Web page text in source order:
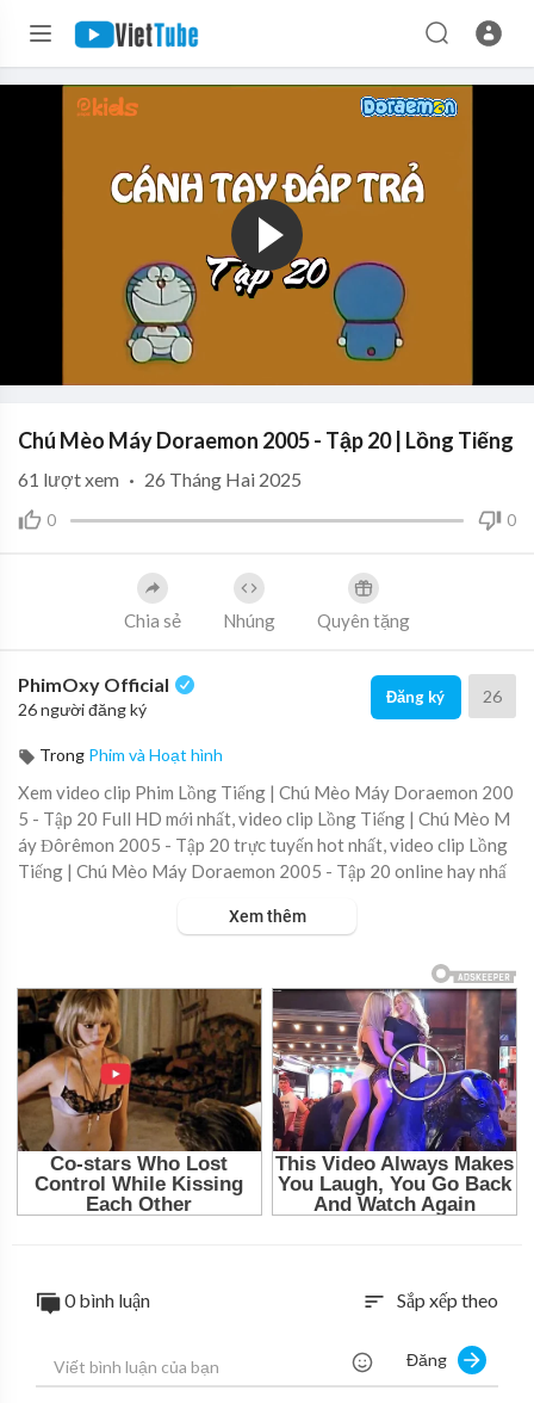
Chú Mèo Máy Doraemon 2005 - Tập 20 | Lồng Tiếng
0 0
61 lượt xem · 26 Tháng Hai 2025
Chia sẻ Nhúng Quyên tặng
PhimOxy Official
26 người đăng ký
Đăng ký 26
Trong Phim và Hoạt hình
Xem video clip Phim Lồng Tiếng | Chú Mèo Máy Doraemon 200
5 - Tập 20 Full HD mới nhất, video clip Lồng Tiếng | Chú Mèo M
áy Đôrêmon 2005 - Tập 20 trực tuyến hot nhất, video clip Lồng
Tiếng | Chú Mèo Máy Doraemon 2005 - Tập 20 online hay nhấ
Xem thêm
0 bình luận sort Sắp xếp theo
Đăng